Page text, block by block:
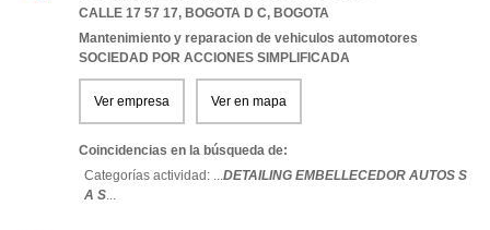
CALLE 17 57 17, BOGOTA D C, BOGOTA
Mantenimiento y reparacion de vehiculos automotores
SOCIEDAD POR ACCIONES SIMPLIFICADA
Ver empresa Ver en mapa
Coincidencias en la búsqueda de:
Categorías actividad: ...DETAILING EMBELLECEDOR AUTOS S
A S...